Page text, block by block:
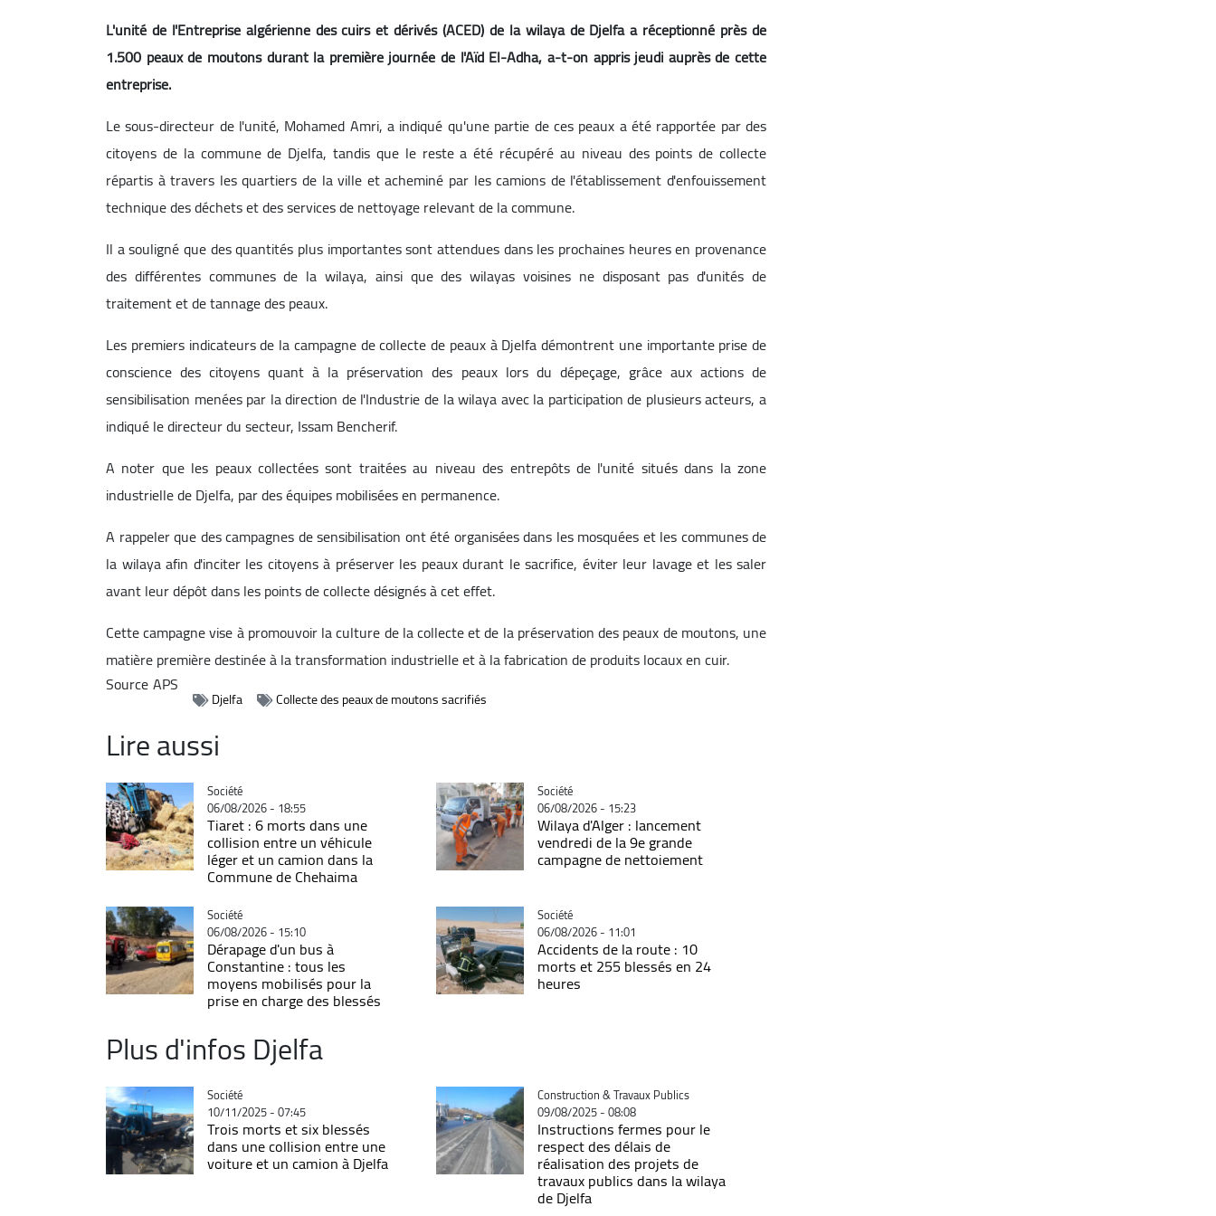
L'unité de l'Entreprise algérienne des cuirs et dérivés (ACED) de la wilaya de Djelfa a réceptionné près de
1.500 peaux de moutons durant la première journée de l'Aïd El-Adha, a-t-on appris jeudi auprès de cette
entreprise.
Le sous-directeur de l'unité, Mohamed Amri, a indiqué qu'une partie de ces peaux a été rapportée par des
citoyens de la commune de Djelfa, tandis que le reste a été récupéré au niveau des points de collecte
répartis à travers les quartiers de la ville et acheminé par les camions de l'établissement d'enfouissement
technique des déchets et des services de nettoyage relevant de la commune.
Il a souligné que des quantités plus importantes sont attendues dans les prochaines heures en provenance
des différentes communes de la wilaya, ainsi que des wilayas voisines ne disposant pas d'unités de
traitement et de tannage des peaux.
Les premiers indicateurs de la campagne de collecte de peaux à Djelfa démontrent une importante prise de
conscience des citoyens quant à la préservation des peaux lors du dépeçage, grâce aux actions de
sensibilisation menées par la direction de l'Industrie de la wilaya avec la participation de plusieurs acteurs, a
indiqué le directeur du secteur, Issam Bencherif.
A noter que les peaux collectées sont traitées au niveau des entrepôts de l'unité situés dans la zone
industrielle de Djelfa, par des équipes mobilisées en permanence.
A rappeler que des campagnes de sensibilisation ont été organisées dans les mosquées et les communes de
la wilaya afin d'inciter les citoyens à préserver les peaux durant le sacrifice, éviter leur lavage et les saler
avant leur dépôt dans les points de collecte désignés à cet effet.
Cette campagne vise à promouvoir la culture de la collecte et de la préservation des peaux de moutons, une
matière première destinée à la transformation industrielle et à la fabrication de produits locaux en cuir.
SourceAPS
Djelfa Collecte des peaux de moutons sacrifiés
Lire aussi
Catégorie
Société
06/08/2026 - 18:55
Tiaret : 6 morts dans une
collision entre un véhicule
léger et un camion dans la
Commune de Chehaima
Catégorie
Société
06/08/2026 - 15:23
Wilaya d'Alger : lancement
vendredi de la 9e grande
campagne de nettoiement
Catégorie
Société
06/08/2026 - 15:10
Dérapage d'un bus à
Constantine : tous les
moyens mobilisés pour la
prise en charge des blessés
Catégorie
Société
06/08/2026 - 11:01
Accidents de la route : 10
morts et 255 blessés en 24
heures
Plus d'infos Djelfa
Catégorie
Société
10/11/2025 - 07:45
Trois morts et six blessés
dans une collision entre une
voiture et un camion à Djelfa
Catégorie
Construction & Travaux Publics
09/08/2025 - 08:08
Instructions fermes pour le
respect des délais de
réalisation des projets de
travaux publics dans la wilaya
de Djelfa